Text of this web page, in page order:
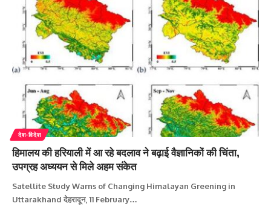
देश-विदेश
हिमालय की हरियाली में आ रहे बदलाव ने बढ़ाई वैज्ञानिकों की चिंता,
उपग्रह अध्ययन से मिले अहम संकेत
Satellite Study Warns of Changing Himalayan Greening in
Uttarakhand देहरादून, 11 February…